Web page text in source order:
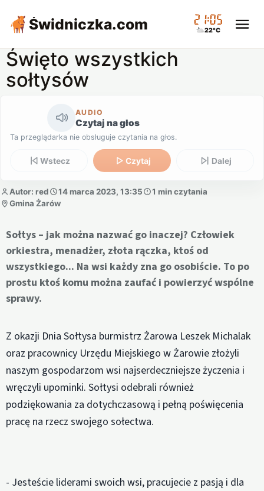
Świdniczka.com 21:05
22°C
Święto wszystkich
sołtysów
AUDIO
Czytaj na głos
Ta przeglądarka nie obsługuje czytania na głos.
Wstecz Czytaj Dalej
Autor: red 14 marca 2023, 13:35
1 min czytania
Gmina Żarów
Sołtys – jak można nazwać go inaczej? Człowiek
orkiestra, menadżer, złota rączka, ktoś od
wszystkiego... Na wsi każdy zna go osobiście. To po
prostu ktoś komu można zaufać i powierzyć wspólne
sprawy.
Z okazji Dnia Sołtysa burmistrz Żarowa Leszek Michalak
oraz pracownicy Urzędu Miejskiego w Żarowie złożyli
naszym gospodarzom wsi najserdeczniejsze życzenia i
wręczyli upominki. Sołtysi odebrali również
podziękowania za dotychczasową i pełną poświęcenia
pracę na rzecz swojego sołectwa.
- Jesteście liderami swoich wsi, pracujecie z pasją i dla